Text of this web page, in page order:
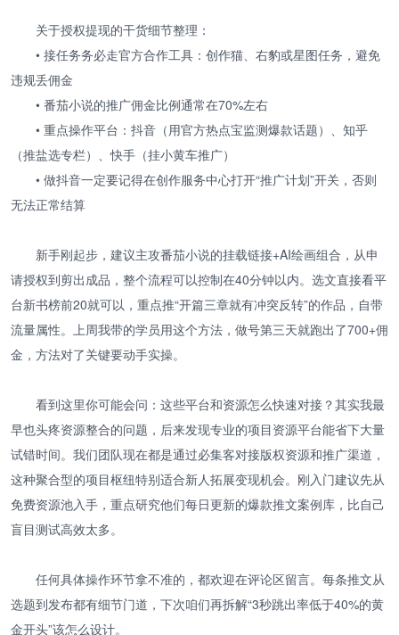
关于授权提现的干货细节整理：
• 接任务务必走官方合作工具：创作猫、右豹或星图任务，避免
违规丢佣金
• 番茄小说的推广佣金比例通常在70%左右
• 重点操作平台：抖音（用官方热点宝监测爆款话题）、知乎
（推盐选专栏）、快手（挂小黄车推广）
• 做抖音一定要记得在创作服务中心打开“推广计划”开关，否则
无法正常结算
新手刚起步，建议主攻番茄小说的挂载链接+AI绘画组合，从申
请授权到剪出成品，整个流程可以控制在40分钟以内。选文直接看平
台新书榜前20就可以，重点推“开篇三章就有冲突反转”的作品，自带
流量属性。上周我带的学员用这个方法，做号第三天就跑出了700+佣
金，方法对了关键要动手实操。
看到这里你可能会问：这些平台和资源怎么快速对接？其实我最
早也头疼资源整合的问题，后来发现专业的项目资源平台能省下大量
试错时间。我们团队现在都是通过必集客对接版权资源和推广渠道，
这种聚合型的项目枢纽特别适合新人拓展变现机会。刚入门建议先从
免费资源池入手，重点研究他们每日更新的爆款推文案例库，比自己
盲目测试高效太多。
任何具体操作环节拿不准的，都欢迎在评论区留言。每条推文从
选题到发布都有细节门道，下次咱们再拆解“3秒跳出率低于40%的黄
金开头”该怎么设计。